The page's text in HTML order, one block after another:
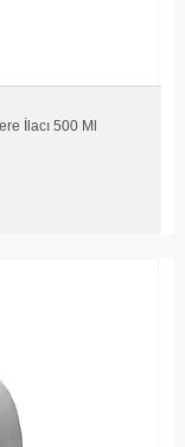
İlacı 500 Ml